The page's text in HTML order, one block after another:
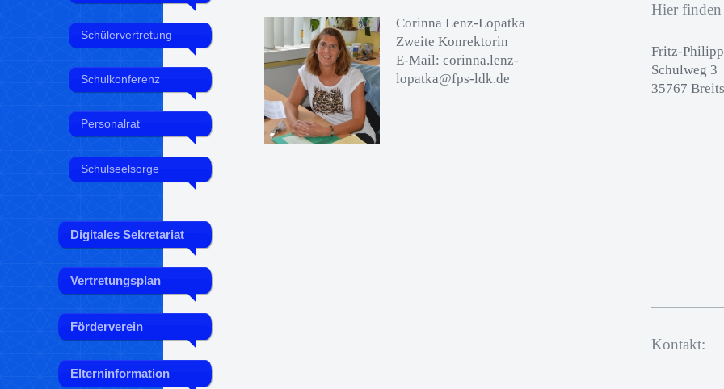
Schülervertretung
Schulkonferenz
Personalrat
Schulseelsorge
Digitales Sekretariat
Vertretungsplan
Förderverein
Elterninformation
Corinna Lenz-Lopatka
Zweite Konrektorin
E-Mail: corinna.lenz-
lopatka@fps-ldk.de
Hier finden
Fritz-
Schulweg 3
35767
Kontakt: